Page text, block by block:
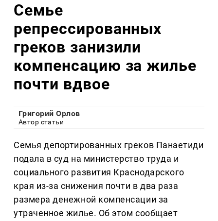
Семье
репрессированных
греков занизили
компенсацию за жилье
почти вдвое
Григорий Орлов
Автор статьи
Семья депортированных греков Панаетиди
подала в суд на министерство труда и
социального развития Краснодарского
края из-за снижения почти в два раза
размера денежной компенсации за
утраченное жилье. Об этом сообщает